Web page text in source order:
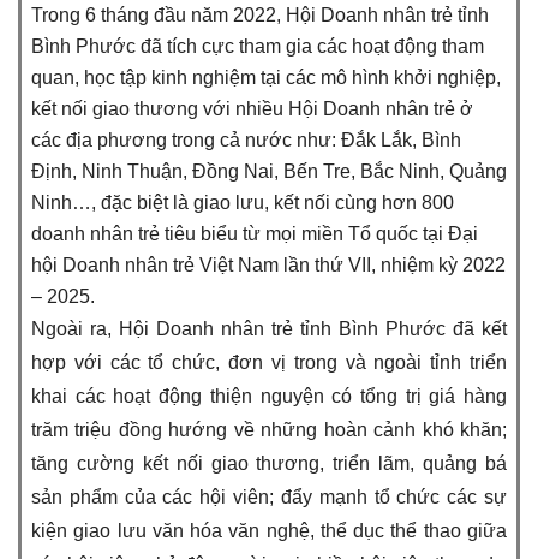
Trong 6 tháng đầu năm 2022, Hội Doanh nhân trẻ tỉnh
Bình Phước đã tích cực tham gia các hoạt động tham
quan, học tập kinh nghiệm tại các mô hình khởi nghiệp,
kết nối giao thương với nhiều Hội Doanh nhân trẻ ở
các địa phương trong cả nước như: Đắk Lắk, Bình
Định, Ninh Thuận, Đồng Nai, Bến Tre, Bắc Ninh, Quảng
Ninh…, đặc biệt là giao lưu, kết nối cùng hơn 800
doanh nhân trẻ tiêu biểu từ mọi miền Tổ quốc tại Đại
hội Doanh nhân trẻ Việt Nam lần thứ VII, nhiệm kỳ 2022
– 2025.
Ngoài ra, Hội Doanh nhân trẻ tỉnh Bình Phước đã kết
hợp với các tổ chức, đơn vị trong và ngoài tỉnh triển
khai các hoạt động thiện nguyện có tổng trị giá hàng
trăm triệu đồng hướng về những hoàn cảnh khó khăn;
tăng cường kết nối giao thương, triển lãm, quảng bá
sản phẩm của các hội viên; đẩy mạnh tổ chức các sự
kiện giao lưu văn hóa văn nghệ, thể dục thể thao giữa